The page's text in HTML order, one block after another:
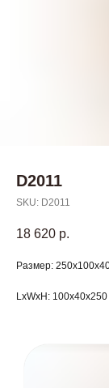
D2011
SKU: D2011
18 620 р.
Размер:
LxWxH: